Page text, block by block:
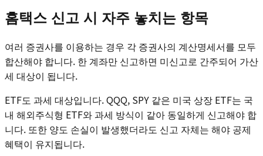
홈택스 신고 시 자주 놓치는 항목
여러 증권사를 이용하는 경우 각 증권사의 계산명세서를 모두
합산해야 합니다. 한 계좌만 신고하면 미신고로 간주되어 가산
세 대상이 됩니다.
ETF도 과세 대상입니다. QQQ, SPY 같은 미국 상장 ETF는 국
내 해외주식형 ETF와 과세 방식이 같아 동일하게 신고해야 합
니다. 또한 양도 손실이 발생했더라도 신고 자체는 해야 공제
혜택이 유지됩니다.